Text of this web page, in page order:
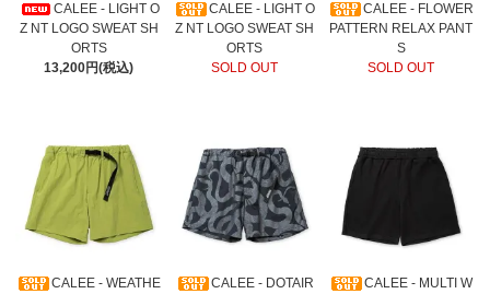
CALEE - LIGHT O
Z NT LOGO SWEAT SH
ORTS
13,200円(税込)
CALEE - LIGHT O
Z NT LOGO SWEAT SH
ORTS
SOLD OUT
CALEE - FLOWER
PATTERN RELAX PANT
S
SOLD OUT
CALEE - WEATHE
CALEE - DOTAIR
CALEE - MULTI W